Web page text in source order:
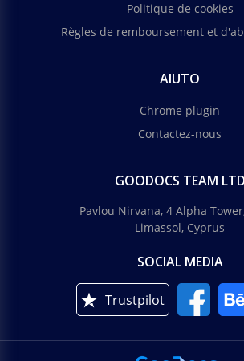
Politique de cookies
Règles de remboursement et
AIUTO
Chrome plugin
Contactez-nous
GOODOCS TEAM LTD
Pavlou Nirvana, 4 Alpha
Limassol, Cyprus
SOCIAL MEDIA
Trustpilot